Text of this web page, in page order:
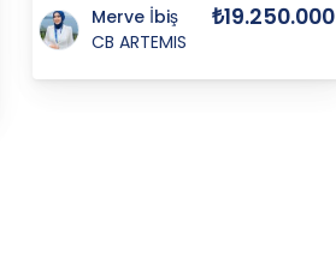
Merve İbiş
CB ARTEMIS
₺19.250.000